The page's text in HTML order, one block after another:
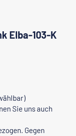
Elba-103-K
Sie uns auch
Gegen